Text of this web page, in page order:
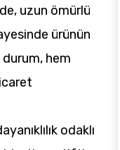
uzun ömürlü
ürünün
hem
odaklı